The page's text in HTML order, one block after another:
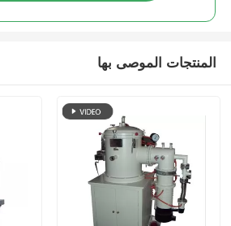
المنتجات الموصى بها